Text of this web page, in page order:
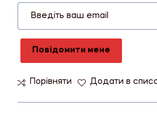
Повідомити мене
Порівняти Додати в